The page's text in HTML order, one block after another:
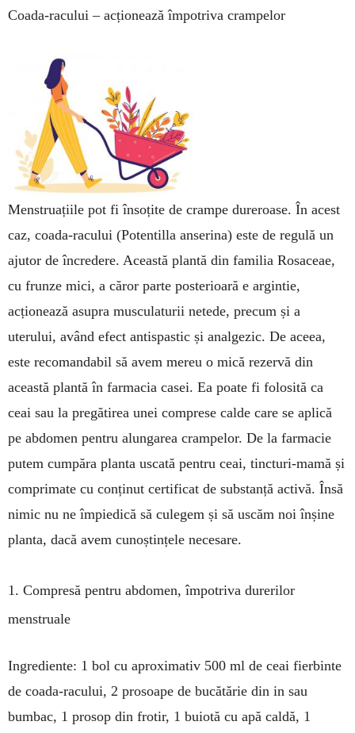
Coada-racului – acționează împotriva crampelor
Menstruațiile pot fi însoțite de crampe dureroase. În acest
caz, coada-racului (Po­tentilla anserina) este de regulă un
ajutor de încredere. Această plantă din familia Rosaceae,
cu frunze mici, a căror parte posterioară e ar­gintie,
acționează asupra musculaturii netede, precum și a
uterului, având efect antispastic și analgezic. De aceea,
este recomandabil să avem mereu o mică rezervă din
această plantă în farmacia casei. Ea poate fi folosită ca
ceai sau la pregătirea unei comprese calde care se aplică
pe abdomen pentru alungarea crampelor. De la farmacie
putem cumpăra planta uscată pentru ceai, tincturi-mamă și
comprimate cu conținut certificat de substanță activă. Însă
nimic nu ne împiedică să culegem și să uscăm noi înșine
planta, dacă avem cunoștințele necesare.
1. Compresă pentru abdomen, împotriva durerilor
menstruale
Ingrediente: 1 bol cu aproximativ 500 ml de ceai fierbinte
de coada-racului, 2 prosoape de bucătărie din in sau
bumbac, 1 prosop din frotir, 1 buiotă cu apă caldă, 1